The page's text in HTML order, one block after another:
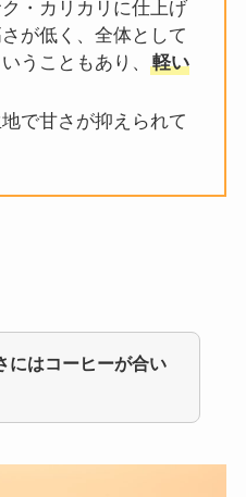
ク・カリカリに仕上げ
が低く、全体として
うこともあり、
軽い
で甘さが抑えられて
にはコーヒーが合い